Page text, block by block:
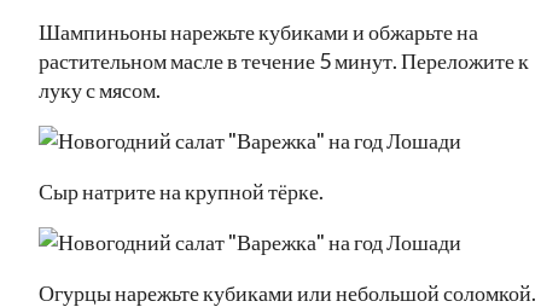
Шампиньоны нарежьте кубиками и обжарьте на
растительном масле в течение 5 минут. Переложите к
луку с мясом.
Сыр натрите на крупной тёрке.
Огурцы нарежьте кубиками или небольшой соломкой.